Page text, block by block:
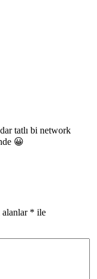
tatlı bi network
😀
* ile